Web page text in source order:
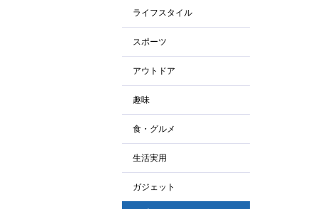
ライフスタイル
スポーツ
アウトドア
趣味
食・グルメ
生活実用
ガジェット